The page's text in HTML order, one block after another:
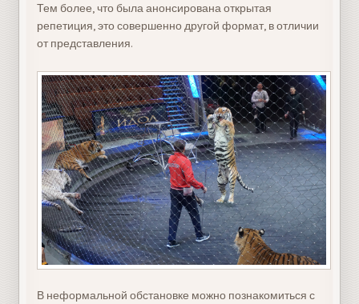
Тем более, что была анонсирована открытая
репетиция, это совершенно другой формат, в отличии
от представления.
В неформальной обстановке можно познакомиться с